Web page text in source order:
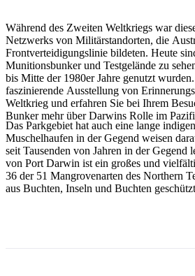
Während des Zweiten Weltkriegs war
Netzwerks von Militärstandorten, die
Frontverteidigungslinie bildeten. Heute
Munitionsbunker und Testgelände zu
bis Mitte der 1980er Jahre genutzt
faszinierende Ausstellung von
Weltkrieg und erfahren Sie bei Ihrem
Bunker mehr über Darwins Rolle im
Das Parkgebiet hat auch eine lange
Muschelhaufen in der Gegend weisen
seit Tausenden von Jahren in der Gegend
von Port Darwin ist ein großes und
36 der 51 Mangrovenarten des Northern
aus Buchten, Inseln und Buchten